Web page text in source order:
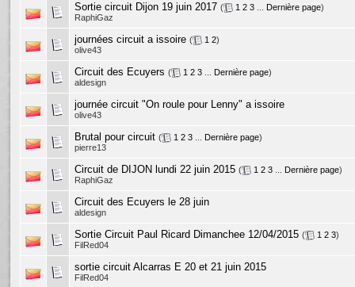
Sortie circuit Dijon 19 juin 2017 ( 1 2 3 Dernière page)
RaphiGaz
journées circuit a issoire ( 1 2)
olive43
Circuit des Ecuyers ( 1 2 3 Dernière page)
aldesign
journée circuit "On roule pour Lenny" a issoire
olive43
Brutal pour circuit ( 1 2 3 Dernière page)
pierre13
Circuit de DIJON lundi 22 juin 2015 ( 1 2 3 Dernière page)
RaphiGaz
Circuit des Ecuyers le 28 juin
aldesign
Sortie Circuit Paul Ricard Dimanchee 12/04/2015 ( 1 2 3)
FilRed04
sortie circuit Alcarras E 20 et 21 juin 2015
FilRed04